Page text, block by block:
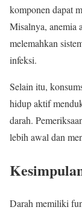
komponen dapat
Misalnya, anemia
melemahkan
infeksi.
Selain itu,
hidup aktif
darah.
lebih awal dan
Darah memiliki